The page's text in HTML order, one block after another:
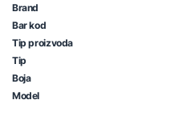
Brand
Bar kod
Tip proizvoda
Tip
Boja
Model